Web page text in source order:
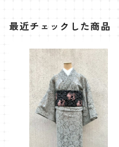
最近チェックした商品